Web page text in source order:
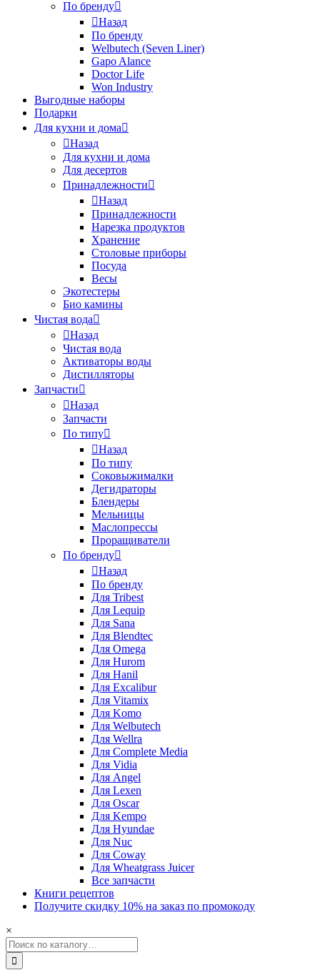
По бренду
Назад
По бренду
Welbutech (Seven Liner)
Gapo Alance
Doctor Life
Won Industry
Выгодные наборы
Подарки
Для кухни и дома
Назад
Для кухни и дома
Для десертов
Принадлежности
Назад
Принадлежности
Нарезка продуктов
Хранение
Столовые приборы
Посуда
Весы
Экотестеры
Био камины
Чистая вода
Назад
Чистая вода
Активаторы воды
Дистилляторы
Запчасти
Назад
Запчасти
По типу
Назад
По типу
Соковыжималки
Дегидраторы
Блендеры
Мельницы
Маслопрессы
Проращиватели
По бренду
Назад
По бренду
Для Tribest
Для Lequip
Для Sana
Для Blendtec
Для Omega
Для Hurom
Для Hanil
Для Excalibur
Для Vitamix
Для Komo
Для Welbutech
Для Wellra
Для Complete Media
Для Vidia
Для Angel
Для Lexen
Для Oscar
Для Kempo
Для Hyundae
Для Nuc
Для Coway
Для Wheatgrass Juicer
Все запчасти
Книги рецептов
Получите скидку 10% на заказ по промокоду
×